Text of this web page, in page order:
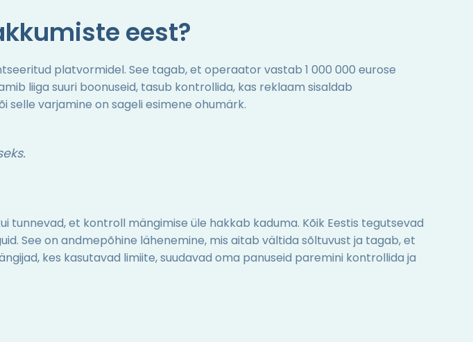
eest?
platvormidel. See tagab, et operaator vastab 1 000 000 eurose
liiga suuri boonuseid, tasub kontrollida, kas reklaam sisaldab
selle varjamine on sageli esimene ohumärk.
tunnevad, et kontroll mängimise üle hakkab kaduma. Kõik Eestis tegutsevad
See on andmepõhine lähenemine, mis aitab vältida sõltuvust ja tagab, et
kes kasutavad limiite, suudavad oma panuseid paremini kontrollida ja